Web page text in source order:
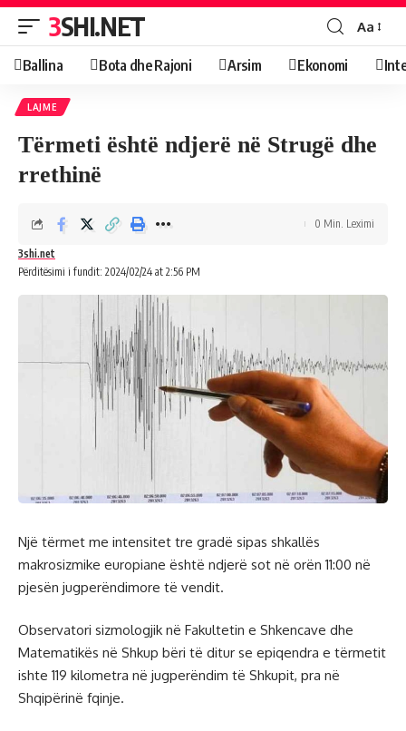
3SHI.NET Aa
Ballina Bota dhe Rajoni Arsim Ekonomi
LAJME
Tërmeti është ndjerë në Strugë dhe
rrethinë
Përditësimi i fundit: 2024/02/24 at 2:56 PM
3shi.net
0 Min. Leximi
Një tërmet me intensitet tre gradë sipas shkallës
makrosizmike europiane është ndjerë sot në orën 11:00 në
pjesën jugperëndimore të vendit.
Observatori sizmologjik në Fakultetin e Shkencave dhe
Matematikës në Shkup bëri të ditur se epiqendra e tërmetit
ishte 119 kilometra në jugperëndim të Shkupit, pra në
Shqipërinë fqinje.